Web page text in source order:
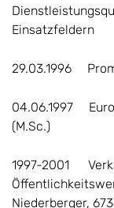
Einsatzfeldern
29.03.1996
04.06.1997
(M.Sc.)
1997-2001
Niederberger,